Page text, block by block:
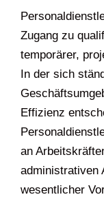
Zugang zu
temporärer,
In der sich
Effizienz
an
administrativen
wesentlicher